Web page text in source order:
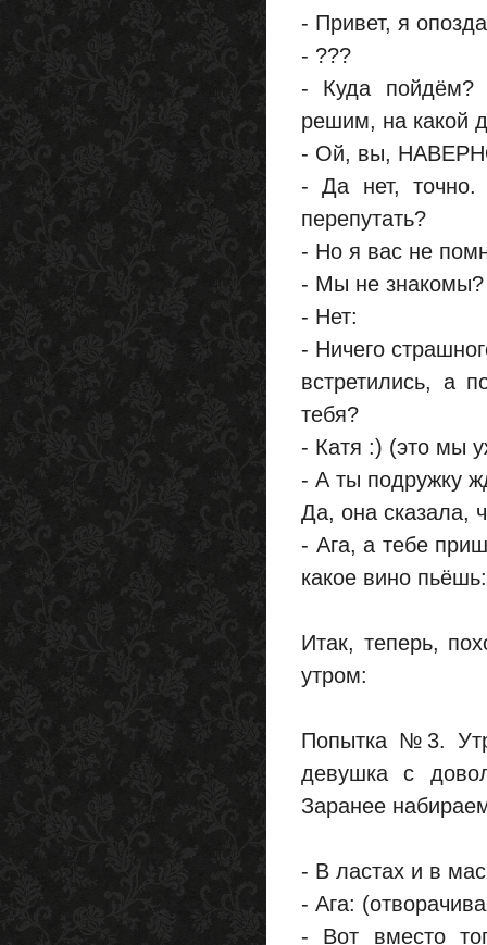
- Привет, я
- ???
- Куда пойдём?
решим, на какой
- Ой, вы,
- Да нет,
перепутать?
- Но я вас не
- Мы не знакомы?
- Нет:
- Ничего
встретились,
тебя?
- Катя :) (это мы
- А ты подружку
Да, она сказала,
- Ага, а тебе
какое вино
Итак, теперь,
утром:
Попытка №3.
девушка с
Заранее
- В ластах и в
- Ага:
- Вот вместо